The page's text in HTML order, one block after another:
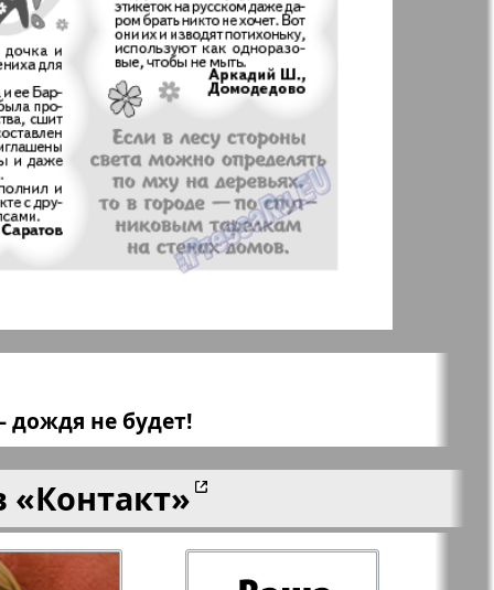
LDK по-русски
Мила
My City Frankfurt
am Main
Наша марка
Объектив EU
север Парус
дождя не будет!
«Контакт»